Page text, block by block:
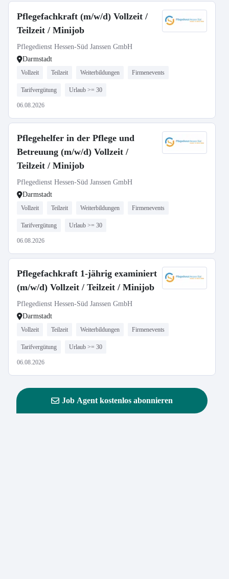
Pflegefachkraft (m/w/d) Vollzeit /
Teilzeit / Minijob
Pflegedienst Hessen-Süd Janssen GmbH
Darmstadt
Vollzeit Teilzeit Weiterbildungen Firmenevents
Tarifvergütung Urlaub >= 30
06.08.2026
Pflegehelfer in der Pflege und
Betreuung (m/w/d) Vollzeit /
Teilzeit / Minijob
Pflegedienst Hessen-Süd Janssen GmbH
Darmstadt
Vollzeit Teilzeit Weiterbildungen Firmenevents
Tarifvergütung Urlaub >= 30
06.08.2026
Pflegefachkraft 1-jährig examiniert
(m/w/d) Vollzeit / Teilzeit / Minijob
Pflegedienst Hessen-Süd Janssen GmbH
Darmstadt
Vollzeit Teilzeit Weiterbildungen Firmenevents
Tarifvergütung Urlaub >= 30
06.08.2026
Job Agent kostenlos abonnieren